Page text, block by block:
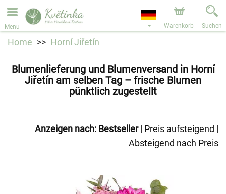
Bestellungen über unseren Onlineshop nehmen wir gerne
entgegen. Der frühestmögliche Liefertermin ist ab dem
11.08.2026 aufgrund von Betriebsurlaub.
Menu Warenkorb Suchen
Home Horní Jiřetín
Blumenlieferung und Blumenversand in Horní
Jiřetín am selben Tag – frische Blumen
pünktlich zugestellt
Anzeigen nach: Bestseller| Preis aufsteigend |
Absteigend nach Preis